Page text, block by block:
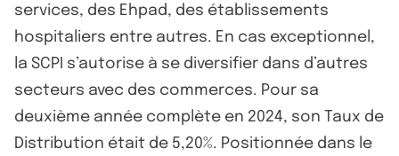
services, des Ehpad, des établissements
hospitaliers entre autres. En cas exceptionnel,
la SCPI s’autorise à se diversifier dans d’autres
secteurs avec des commerces. Pour sa
deuxième année complète en 2024, son Taux de
Distribution était de 5,20%. Positionnée dans le